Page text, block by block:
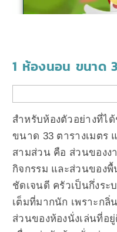
1 ห้องนอน ขนาด
สำหรับห้องตัวอย่างที่ไ
ขนาด 33 ตารางเมตร
สามส่วน คือ ส่วนของง
กิจกรรม และส่วนของ
ชัดเจนดี ครัวเป็นกึ่งระ
เต็มที่มากนัก เพราะกลิ่
ส่วนของห้องนั่งเล่นที่อ